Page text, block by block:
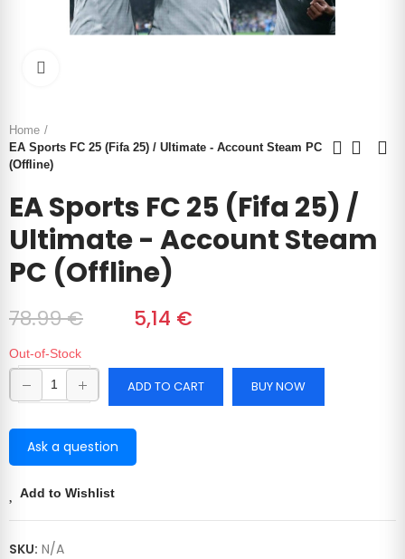
Home
EA Sports FC 25 (Fifa 25) / Ultimate - Account Steam PC
(Offline)
EA Sports FC 25 (Fifa 25) /
Ultimate - Account Steam
PC (Offline)
78.99 € 5,14 €
Out-of-Stock
ADD TO CART BUY NOW
Ask a question
Add to Wishlist
SKU: N/A